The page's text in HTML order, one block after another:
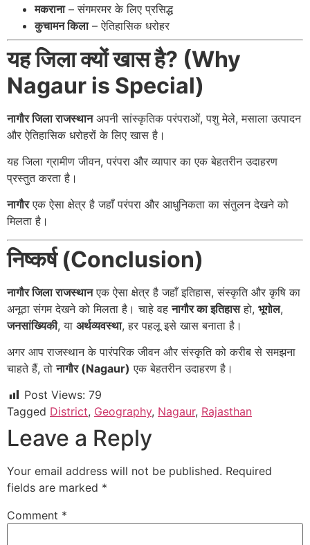
मकराना– संगमरमर के लिए प्रसिद्ध
कुचामन किला– ऐतिहासिक धरोहर
यह जिला क्यों खास है? (Why
Nagaur is Special)
नागौर जिला राजस्थानअपनी सांस्कृतिक परंपराओं, पशु मेले, मसाला उत्पादन
और ऐतिहासिक धरोहरों के लिए खास है।
यह जिला ग्रामीण जीवन, परंपरा और व्यापार का एक बेहतरीन उदाहरण
प्रस्तुत करता है।
नागौरएक ऐसा क्षेत्र है जहाँ परंपरा और आधुनिकता का संतुलन देखने को
मिलता है।
निष्कर्ष (Conclusion)
नागौर जिला राजस्थानएक ऐसा क्षेत्र है जहाँ इतिहास, संस्कृति और कृषि का
अनूठा संगम देखने को मिलता है। चाहे वहनागौर का इतिहासहो, भूगोल,
जनसांख्यिकी, या अर्थव्यवस्था, हर पहलू इसे खास बनाता है।
अगर आप राजस्थान के पारंपरिक जीवन और संस्कृति को करीब से समझना
चाहते हैं, तोनागौर (Nagaur) एक बेहतरीन उदाहरण है।
Post Views: 79
Tagged District, Geography, Nagaur, Rajasthan
Leave a Reply
Your email address will not be published. Required
fields are marked *
Comment *